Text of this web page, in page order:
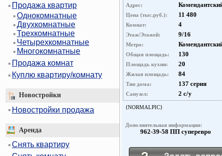
Продажа квартир
Однокомнатные
Двухкомнатные
Трехкомнатные
Четырехкомнатные
Многокомнатные
Продажа комнат
Куплю квартиру/комнату
Новостройки
Новостройки продажа
Аренда
Снять квартиру
Адрес:
Цена (тыс.руб.): 11 480
Комнат: 4
Этаж/Этажей: 9/16
Метро:
Общая площадь: 130
Площадь кухни: 20
Жилая площадь: 84
Тип дома: 137 серия
Санузел: 2 с/у
{NORMALPIC}
Дополнительная информация:
962-39-58 ПП суперевро